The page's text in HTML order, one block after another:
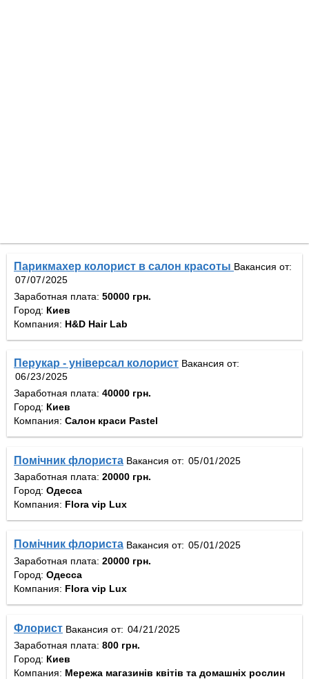
Парикмахер колорист в салон красоты Вакансия от:
Заработная плата: 50000 грн.
Город: Киев
Компания: H&D Hair Lab
Перукар - універсал колорист Вакансия от:
Заработная плата: 40000 грн.
Город: Киев
Компания: Салон краси Pastel
Помічник флориста Вакансия от:
Заработная плата: 20000 грн.
Город: Одесса
Компания: Flora vip Lux
Помічник флориста Вакансия от:
Заработная плата: 20000 грн.
Город: Одесса
Компания: Flora vip Lux
Флорист Вакансия от:
Заработная плата: 800 грн.
Город: Киев
Компания: Мережа магазинів квітів та домашніх рослин